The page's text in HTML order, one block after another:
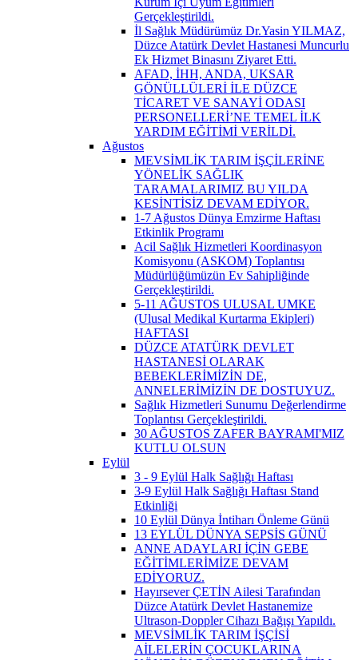
Gerçekleştirildi.
İl Sağlık Müdürümüz Dr.Yasin YILMAZ,
Düzce Atatürk Devlet Hastanesi Muncurlu
Ek Hizmet Binasını Ziyaret Etti.
AFAD, İHH, ANDA, UKSAR
GÖNÜLLÜLERİ İLE DÜZCE
TİCARET VE SANAYİ ODASI
PERSONELLERİ’NE TEMEL İLK
YARDIM EĞİTİMİ VERİLDİ.
Ağustos
MEVSİMLİK TARIM İŞÇİLERİNE
YÖNELİK SAĞLIK
TARAMALARIMIZ BU YILDA
KESİNTİSİZ DEVAM EDİYOR.
1-7 Ağustos Dünya Emzirme Haftası
Etkinlik Programı
Acil Sağlık Hizmetleri Koordinasyon
Komisyonu (ASKOM) Toplantısı
Müdürlüğümüzün Ev Sahipliğinde
Gerçekleştirildi.
5-11 AĞUSTOS ULUSAL UMKE
(Ulusal Medikal Kurtarma Ekipleri)
HAFTASI
DÜZCE ATATÜRK DEVLET
HASTANESİ OLARAK
BEBEKLERİMİZİN DE,
ANNELERİMİZİN DE DOSTUYUZ.
Sağlık Hizmetleri Sunumu Değerlendirme
Toplantısı Gerçekleştirildi.
30 AĞUSTOS ZAFER BAYRAMI'MIZ
KUTLU OLSUN
Eylül
3 - 9 Eylül Halk Sağlığı Haftası
3-9 Eylül Halk Sağlığı Haftası Stand
Etkinliği
10 Eylül Dünya İntiharı Önleme Günü
13 EYLÜL DÜNYA SEPSİS GÜNÜ
ANNE ADAYLARI İÇİN GEBE
EĞİTİMLERİMİZE DEVAM
EDİYORUZ.
Hayırsever ÇETİN Ailesi Tarafından
Düzce Atatürk Devlet Hastanemize
Ultrason-Doppler Cihazı Bağışı Yapıldı.
MEVSİMLİK TARIM İŞÇİSİ
AİLELERİN ÇOCUKLARINA